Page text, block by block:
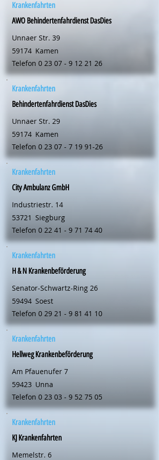
Krankenfahrten
AWO Behindertenfahrdienst DasDies
Unnaer Str. 39
59174 Kamen
Telefon 0 23 07 - 9 12 21 26
Krankenfahrten
Behindertenfahrdienst DasDies
Unnaer Str. 29
59174 Kamen
Telefon 0 23 07 - 7 19 91-26
Krankenfahrten
City Ambulanz GmbH
Industriestr. 14
53721 Siegburg
Telefon 0 22 41 - 9 71 74 40
Krankenfahrten
H & N Krankenbeförderung
Senator-Schwartz-Ring 26
59494 Soest
Telefon 0 29 21 - 9 81 41 10
Krankenfahrten
Hellweg Krankenbeförderung
Am Pfauenufer 7
59423 Unna
Telefon 0 23 03 - 9 52 75 05
Krankenfahrten
KJ Krankenfahrten
Memelstr. 6